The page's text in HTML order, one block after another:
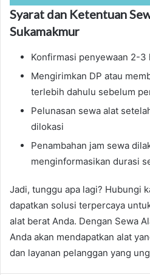
Syarat dan Ketentuan
Sukamakmur
Konfirmasi penyewaan 2-3
Mengirimkan DP atau
terlebih dahulu sebelum
Pelunasan sewa alat
dilokasi
Penambahan jam sewa
menginformasikan durasi
Jadi, tunggu apa lagi? Hubungi
dapatkan solusi terpercaya
alat berat Anda. Dengan Sewa
Anda akan mendapatkan alat
dan layanan pelanggan yang